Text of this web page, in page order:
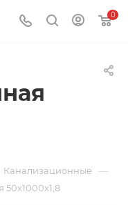
0
Канализационные —